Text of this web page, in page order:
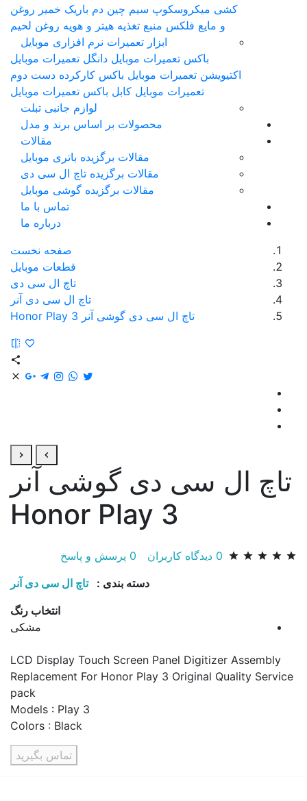
کشی ميکروسکوپ سیم چین دم باریک خمیر روغن
و مایع فلکس منبع تغذیه هیتر و هویه روغن لحیم
ابزار تعمیرات نرم افزاری موبایل
باکس تعمیرات موبایل دانگل تعمیرات موبایل
اکتیویشن تعمیرات موبایل باکس کارکرده دست دوم
تعمیرات موبایل کابل باکس تعمیرات موبایل
لوازم جانبی تبلت
محصولات بر اساس برند و مدل
مقالات
مقالات برگزیده باتری موبایل
مقالات برگزیده تاچ ال سی دی
مقالات برگزیده گوشی موبایل
تماس با ما
درباره ما
صفحه نخست
قطعات موبایل
تاچ ال سی دی
تاچ ال سی دی آنر
تاچ ال سی دی گوشی آنر Honor Play 3
تاچ ال سی دی گوشی آنر
Honor Play 3
0 دیدگاه کاربران 0 پرسش و پاسخ
دسته بندی :
تاچ ال سی دی آنر
انتخاب رنگ
مشکی
LCD Display Touch Screen Panel Digitizer Assembly
Replacement For Honor Play 3 Original Quality Service
pack
​Models : Play 3
​Colors : Black
تماس بگیرید